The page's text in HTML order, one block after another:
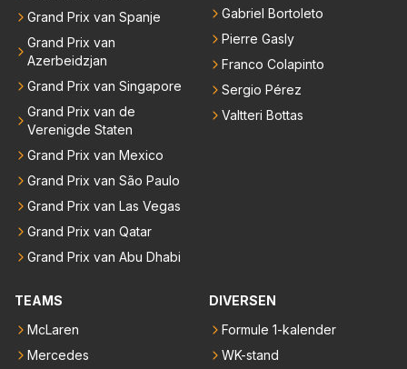
Grand Prix van Spanje
Grand Prix van
Azerbeidzjan
Grand Prix van Singapore
Grand Prix van de
Verenigde Staten
Grand Prix van Mexico
Grand Prix van São Paulo
Grand Prix van Las Vegas
Grand Prix van Qatar
Grand Prix van Abu Dhabi
Gabriel Bortoleto
Pierre Gasly
Franco Colapinto
Sergio Pérez
Valtteri Bottas
TEAMS
McLaren
Mercedes
DIVERSEN
Formule 1-kalender
WK-stand